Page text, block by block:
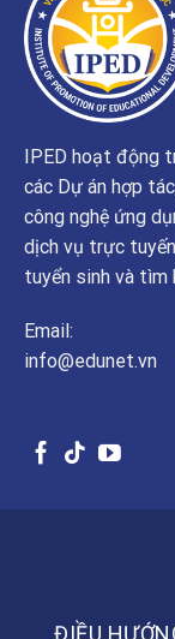
IPED hoạt động
các Dự án hợp
công nghệ ứng
dịch vụ trực
tuyển sinh và tìm
Email:
info@edunet.vn
ĐIỀU